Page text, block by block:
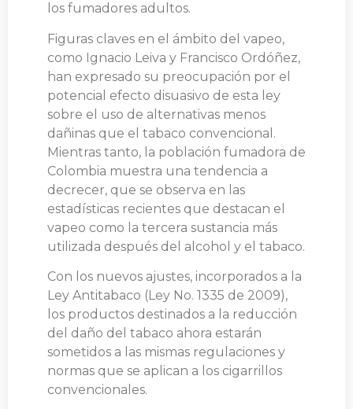
los fumadores adultos.
Figuras claves en el ámbito del vapeo,
como Ignacio Leiva y Francisco Ordóñez,
han expresado su preocupación por el
potencial efecto disuasivo de esta ley
sobre el uso de alternativas menos
dañinas que el tabaco convencional.
Mientras tanto, la población fumadora de
Colombia muestra una tendencia a
decrecer, que se observa en las
estadísticas recientes que destacan el
vapeo como la tercera sustancia más
utilizada después del alcohol y el tabaco.
Con los nuevos ajustes, incorporados a la
Ley Antitabaco (Ley No. 1335 de 2009),
los productos destinados a la reducción
del daño del tabaco ahora estarán
sometidos a las mismas regulaciones y
normas que se aplican a los cigarrillos
convencionales.